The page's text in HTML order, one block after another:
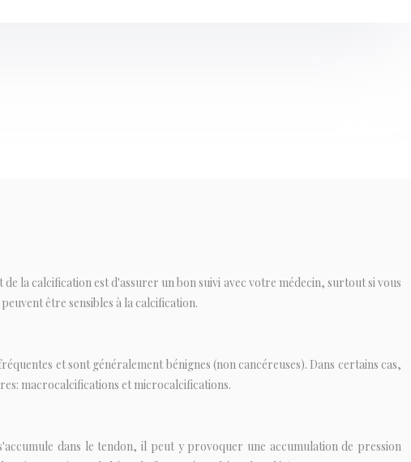
la calcification est d'assurer un bon suivi avec votre médecin, surtout si vous
être sensibles à la calcification.
et sont généralement bénignes (non cancéreuses). Dans certains cas,
macrocalcifications et microcalcifications.
dans le tendon, il peut y provoquer une accumulation de pression